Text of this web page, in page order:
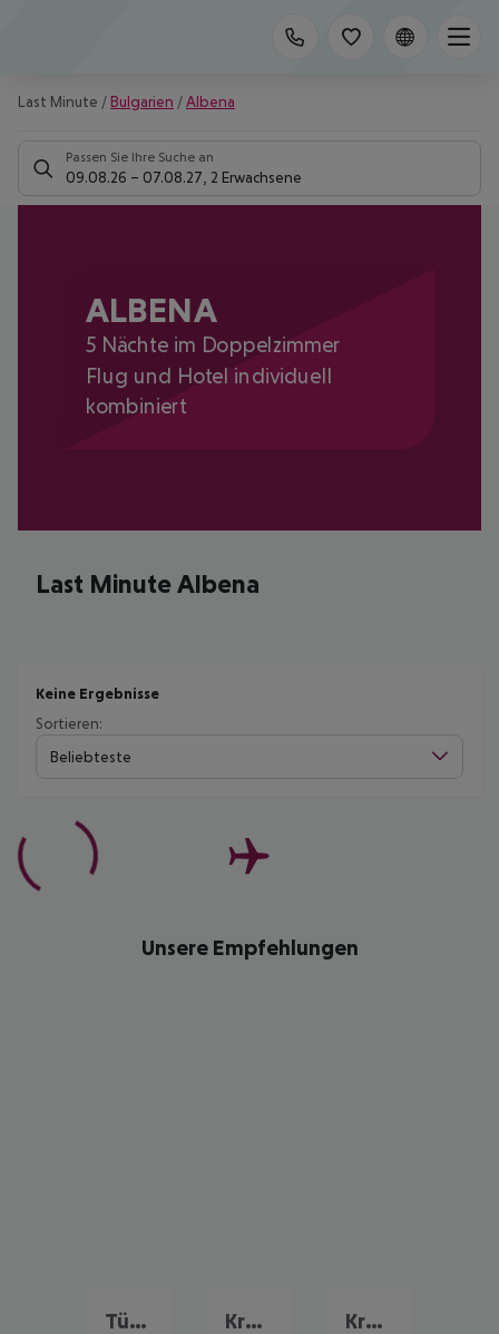
Last Minute / Bulgarien /Albena
Passen Sie Ihre Suche an
09.08.26 – 07.08.27 2 Erwachsene
ALBENA
5 Nächte im Doppelzimmer
Flug und Hotel individuell
kombiniert
Last Minute Albena
Keine Ergebnisse
Sortieren:
Beliebteste
Unsere Empfehlungen
Türkei Urlaub Kroatien Last Minute Kreta Last Minute